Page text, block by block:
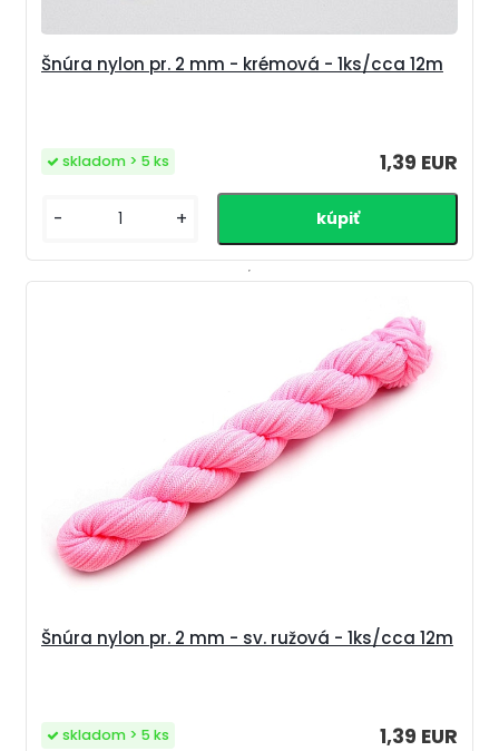
Šnúra nylon pr. 2 mm - krémová - 1ks/cca 12m
1,39 EUR
skladom > 5 ks
- +
Šnúra nylon pr. 2 mm - sv. ružová - 1ks/cca 12m
1,39 EUR
skladom > 5 ks